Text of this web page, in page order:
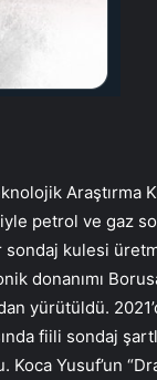
Araştırma
petrol ve gaz
kulesi
donanımı
yürütüldü.
fiili sondaj
Yusuf’un